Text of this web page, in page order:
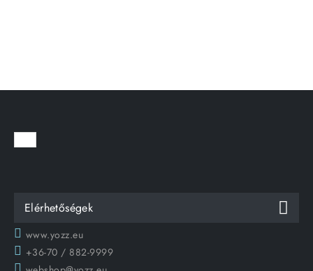
Elérhetőségek
www.yozz.eu
+36-70 / 882-9999